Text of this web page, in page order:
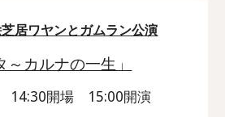
居ワヤンとガムラン公演
～カルナの一生」
14:30開場 15:00開演